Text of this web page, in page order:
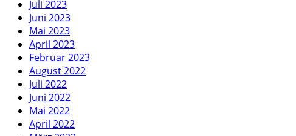
Juli 2023
Juni 2023
Mai 2023
April 2023
Februar 2023
August 2022
Juli 2022
Juni 2022
Mai 2022
April 2022